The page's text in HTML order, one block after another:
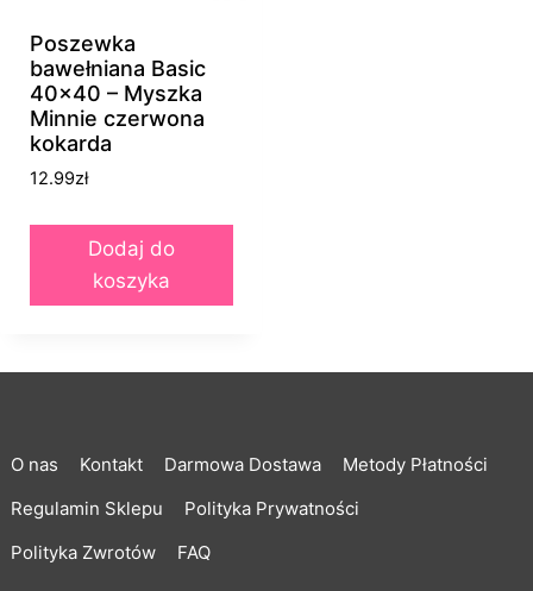
Poszewka
bawełniana Basic
40×40 – Myszka
Minnie czerwona
kokarda
12.99zł
Dodaj do
koszyka
O nas Kontakt Darmowa Dostawa
Metody Płatności
Regulamin Sklepu
Polityka Prywatności
Polityka Zwrotów
FAQ